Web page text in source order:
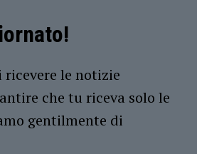
le notizie
che tu riceva solo le
gentilmente di